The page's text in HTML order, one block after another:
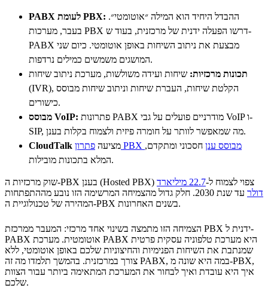
PABX לעומת PBX:
בעבר, מערכות PBX דרשו הפעלה ידנית של מרכזנית, בעוד ש-
PABX מבצעת את ניתוב השיחות באופן אוטומטי. כיום שני
המושגים משמשים כמילים נרדפות.
תכונות מרכזיות: שיחות ועידה משולשות, מערכת ניתוב שיחות
(IVR), הקלטת שיחות, העברת שיחות וניתוב שיחות מבוסס
כישורים.
מבוסס VoIP:
SIP, מה שמאפשר לוותר על חומרה פיזית ולצמוח בקלות בענן.
CloudTalk
מציעה פתרון PBX מבוסס ענן חסכוני ומתקדם,
המלא בתכונות מובילות.
שוק מרכזיות ה-PBX בענן (Hosted PBX) צפוי לצמוח ל-
22.7 מיליארד
דולר
עד שנת 2030. חלק גדול מהצמיחה המרשימה הזו נובע מההתפתחות
המהירה של טכנולוגיית ה-PBX בשנים האחרונות.
הצמיחה הזו מתמצה בשינוי אחד מרכזי: המעבר ממרכזת PBX ידנית ל-
PABX אוטומטית. מערכת PABX היא מערכת טלפוניה עסקית פרטית
שמנתבת את השיחות הפנימיות והחיצוניות שלכם באופן אוטומטי, ללא
צורך במרכזנית. בהמשך תלמדו מה זה PABX, במה היא שונה מ-PBX,
איך היא עובדת ואיך לבחור את המערכת המתאימה ביותר עבור הצוות
שלכם.